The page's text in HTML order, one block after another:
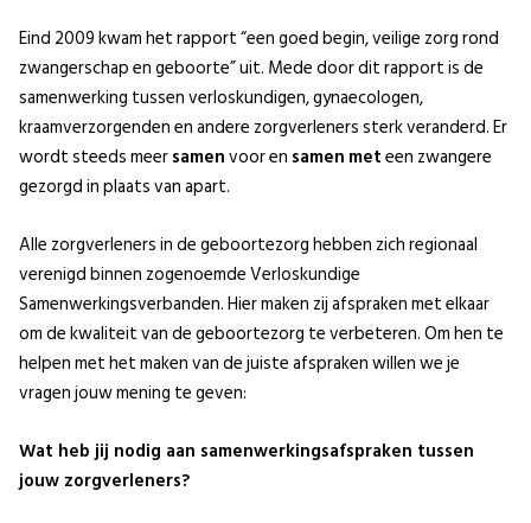
Eind 2009 kwam het rapport “een goed begin, veilige zorg rond
zwangerschap en geboorte” uit. Mede door dit rapport is de
samenwerking tussen verloskundigen, gynaecologen,
kraamverzorgenden en andere zorgverleners sterk veranderd. Er
wordt steeds meersamenvoor en samen meteen zwangere
gezorgd in plaats van apart.
Alle zorgverleners in de geboortezorg hebben zich regionaal
verenigd binnen zogenoemde Verloskundige
Samenwerkingsverbanden. Hier maken zij afspraken met elkaar
om de kwaliteit van de geboortezorg te verbeteren. Om hen te
helpen met het maken van de juiste afspraken willen we je
vragen jouw mening te geven:
Wat heb jij nodig aan samenwerkingsafspraken tussen
jouw zorgverleners?